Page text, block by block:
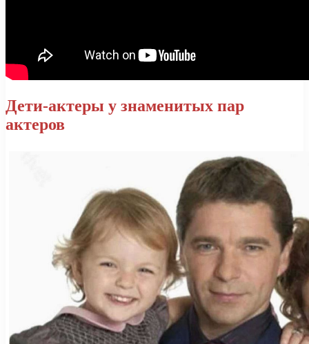
Дети-актеры у знаменитых пар
актеров